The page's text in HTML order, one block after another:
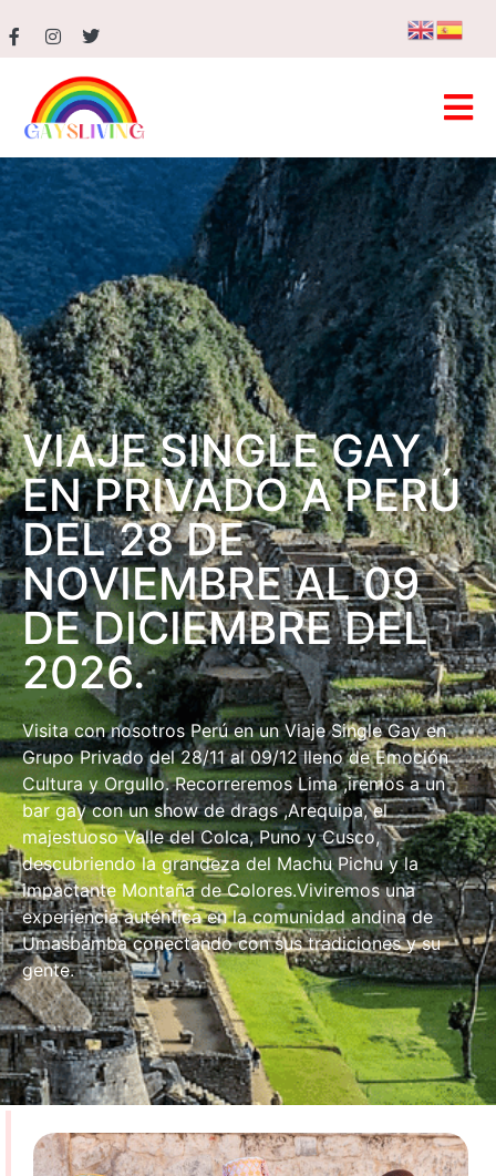
VIAJE SINGLE GAY
EN PRIVADO A PERÚ
DEL 28 DE
NOVIEMBRE AL 09
DE DICIEMBRE DEL
2026.
Visita con nosotros Perú en un Viaje Single Gay en
Grupo Privado del 28/11 al 09/12 lleno de Emoción
Cultura y Orgullo. Recorreremos Lima ,iremos a un
bar gay con un show de drags ,Arequipa, el
majestuoso Valle del Colca, Puno y Cusco,
descubriendo la grandeza del Machu Pichu y la
impactante Montaña de Colores.Viviremos una
experiencia auténtica en la comunidad andina de
Umasbamba conectando con sus tradiciones y su
gente.